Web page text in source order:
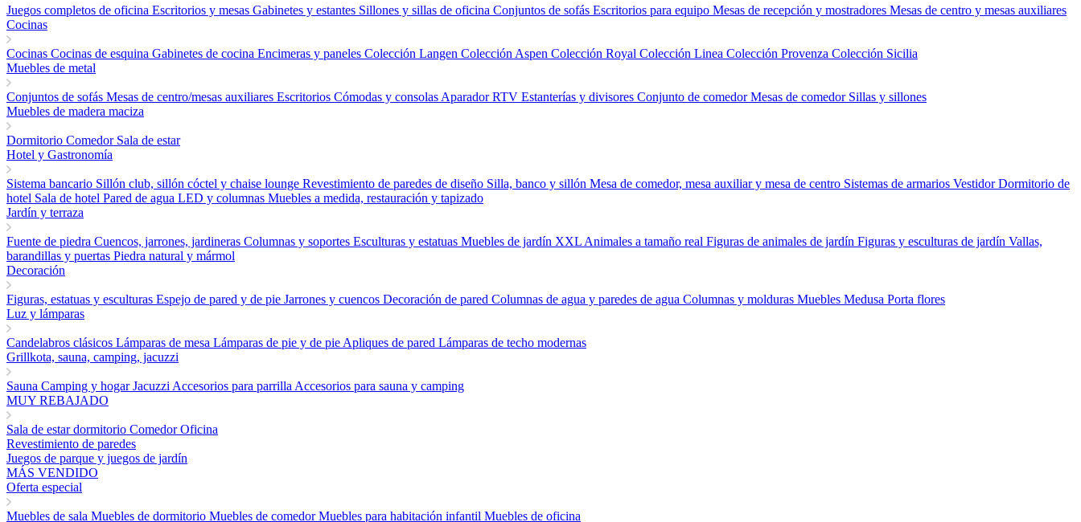
Juegos completos de oficina Escritorios y mesas Gabinetes y estantes Sillones y sillas de oficina Conjuntos de sofás Escritorios para equipo Mesas de recepción y mostradores Mesas de centro y mesas auxiliares
Cocinas
Cocinas Cocinas de esquina Gabinetes de cocina Encimeras y paneles Colección Langen Colección Aspen Colección Royal Colección Linea Colección Provenza Colección Sicilia
Muebles de metal
Conjuntos de sofás Mesas de centro/mesas auxiliares Escritorios Cómodas y consolas Aparador RTV Estanterías y divisores Conjunto de comedorMesas de comedor Sillas y sillones
Muebles de madera maciza
Dormitorio Comedor Sala de estar
Hotel y Gastronomía
Sistema bancario Sillón club, sillón cóctel y chaise lounge Revestimiento de paredes de diseño Silla, banco y sillón Mesa de comedor, mesa auxiliar y mesa de centro Sistemas de armarios VestidorDormitorio de
hotel Sala de hotel Pared de agua LED y columnas Muebles a medida, restauración y tapizado
Jardín y terraza
Fuente de piedra Cuencos, jarrones, jardineras Columnas y soportes Esculturas y estatuas Muebles de jardín XXL Animales a tamaño real Figuras de animales de jardín Figuras y esculturas de jardín Vallas,
barandillas y puertas Piedra natural y mármol
Decoración
Figuras, estatuas y esculturas Espejo de pared y de pie Jarrones y cuencos Decoración de pared Columnas de agua y paredes de agua Columnas y molduras Muebles Medusa Porta flores
Luz y lámparas
Candelabros clásicos Lámparas de mesa Lámparas de pie y de pie Apliques de pared Lámparas de techo modernas
Grillkota, sauna, camping, jacuzzi
Sauna Camping y hogarJacuzzi Accesorios para parrilla Accesorios para sauna y camping
MUY REBAJADO
Sala de estardormitorio ComedorOficina
Revestimiento de paredes
Juegos de parque y juegos de jardín
MÁS VENDIDO
Oferta especial
Muebles de sala Muebles de dormitorio Muebles de comedorMuebles para habitación infantil Muebles de oficina